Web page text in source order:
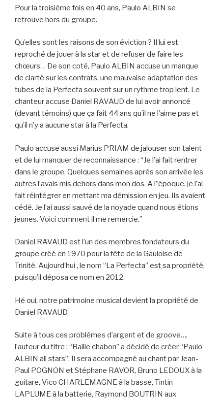
Pour la troisième fois en 40 ans, Paulo ALBIN se
retrouve hors du groupe.
Qu’elles sont les raisons de son éviction ? Il lui est
reproché de jouer à la star et de refuser de faire les
chœurs… De son coté, Paulo ALBIN accuse un manque
de clarté sur les contrats, une mauvaise adaptation des
tubes de la Perfecta souvent sur un rythme trop lent. Le
chanteur accuse Daniel RAVAUD de lui avoir annoncé
(devant témoins) que ça fait 44 ans qu’il ne l’aime pas et
qu’il n’y a aucune star à la Perfecta.
Paulo accuse aussi Marius PRIAM de jalouser son talent
et de lui manquer de reconnaissance : “Je l’ai fait rentrer
dans le groupe. Quelques semaines après son arrivée les
autres l’avais mis dehors dans mon dos. A l”époque, je l’ai
fait réintégrer en mettant ma démission en jeu. Ils avaient
cédé. Je l’ai aussi sauvé de la noyade quand nous étions
jeunes. Voici comment il me remercie.”
Daniel RAVAUD est l’un des membres fondateurs du
groupe créé en 1970 pour la fête de la Gauloise de
Trinité. Aujourd’hui , le nom “La Perfecta” est sa propriété,
puisqu’il déposa ce nom en 2012.
Hé oui, notre patrimoine musical devient la propriété de
Daniel RAVAUD.
Suite à tous ces problèmes d’argent et de groove…,
l’auteur du titre : “Baille chabon” a décidé de créer “Paulo
ALBIN all stars”. Il sera accompagné au chant par Jean-
Paul POGNON et Stéphane RAVOR, Bruno LEDOUX à la
guitare, Vico CHARLEMAGNE à la basse, Tintin
LAPLUME à la batterie, Raymond BOUTRIN aux